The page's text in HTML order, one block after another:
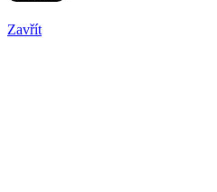
Zavřít